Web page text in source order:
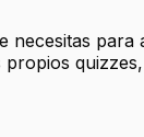
necesitas para
propios